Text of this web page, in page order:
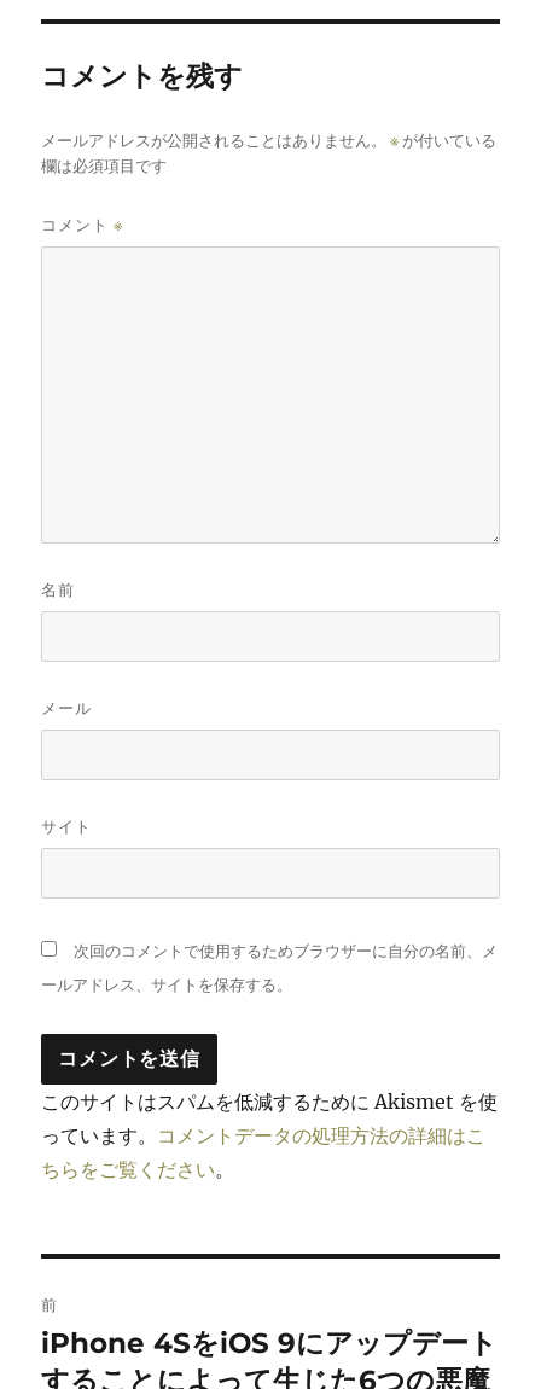
コメントを残す
メールアドレスが公開されることはありません。 ※ が付いている
欄は必須項目です
コメント※
名前
メール
サイト
次回のコメントで使用するためブラウザーに自分の名前、メ
ールアドレス、サイトを保存する。
このサイトはスパムを低減するために Akismet を使
っています。 コメントデータの処理方法の詳細はこ
ちらをご覧ください。
稿
前
前
の
iPhone 4SをiOS 9にアップデート
することによって生じた6つの悪魔